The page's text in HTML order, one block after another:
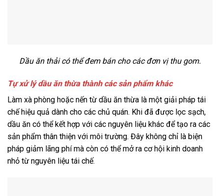
Dầu ăn thải có thể đem bán cho các đơn vị thu gom.
Tự xử lý dầu ăn thừa thành các sản phẩm khác
Làm xà phòng hoặc nến từ dầu ăn thừa là một giải pháp tái
chế hiệu quả dành cho các chủ quán. Khi đã được lọc sạch,
dầu ăn có thể kết hợp với các nguyên liệu khác để tạo ra các
sản phẩm thân thiện với môi trường. Đây không chỉ là biện
pháp giảm lãng phí mà còn có thể mở ra cơ hội kinh doanh
nhỏ từ nguyên liệu tái chế.